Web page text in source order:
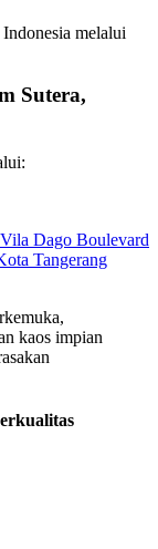
melalui
Sutera,
Dago Boulevard
Tangerang
kaos impian